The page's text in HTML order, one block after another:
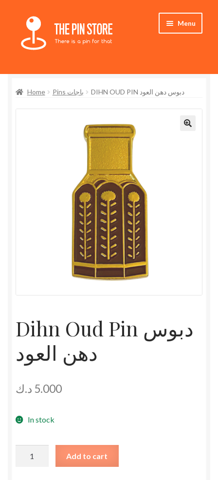
Skip
navigation
Skip
content
Menu
StoreHome Pins باجات DIHN OUD PIN دبوس دهن العود
Dihn Oud Pin دبوس
دهن العود
5.000 د.ك
In stock
Add to cart